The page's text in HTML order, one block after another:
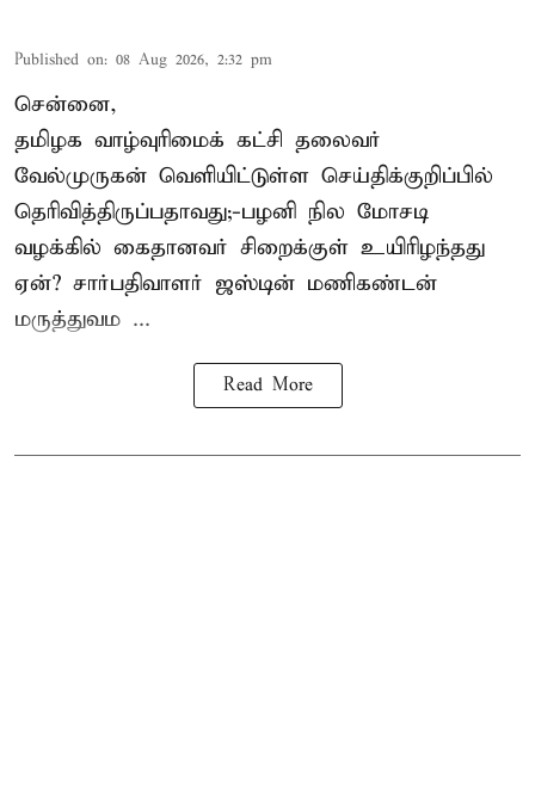
Published on: 08 Aug 2026, 2:32 pm
சென்னை,
தமிழக வாழ்வுரிமைக் கட்சி தலைவர்
வேல்முருகன் வெளியிட்டுள்ள செய்திக்குறிப்பில்
தெரிவித்திருப்பதாவது;-பழனி நில மோசடி
வழக்கில் கைதானவர் சிறைக்குள் உயிரிழந்தது
ஏன்? சார்பதிவாளர் ஜஸ்டின் மணிகண்டன்
மருத்துவம ...
Read More